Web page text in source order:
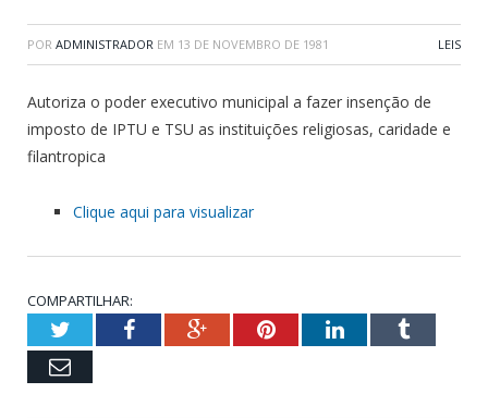
POR ADMINISTRADOR EM 13 DE NOVEMBRO DE 1981 LEIS
Autoriza o poder executivo municipal a fazer insenção de
imposto de IPTU e TSU as instituições religiosas, caridade e
filantropica
Clique aqui para visualizar
COMPARTILHAR:
TwitterFacebookGoogle+PinterestLinkedInTumblr
Email